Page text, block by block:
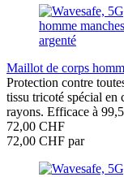
Maillot de corps
Protection contre
tissu tricoté spécial en
rayons. Efficace à
72,00 CHF
72,00 CHF par